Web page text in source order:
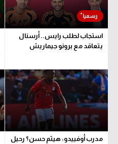
استجاب لطلب رايس.. أرسنال
يتعاقد مع برونو جيماريش
مدرب أوفييدو: هيثم حسن؟ رحيل